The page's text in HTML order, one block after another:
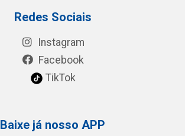
Redes Sociais
Instagram
Facebook
TikTok
Baixe já nosso APP